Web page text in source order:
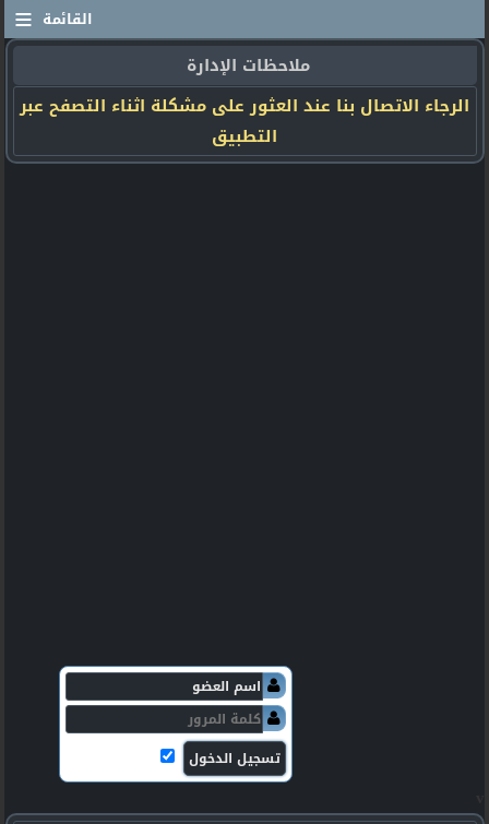
≡ القائمة
ملاحظات الإدارة
الرجاء الاتصال بنا عند العثور على مشكلة اثناء التصفح عبر
التطبيق